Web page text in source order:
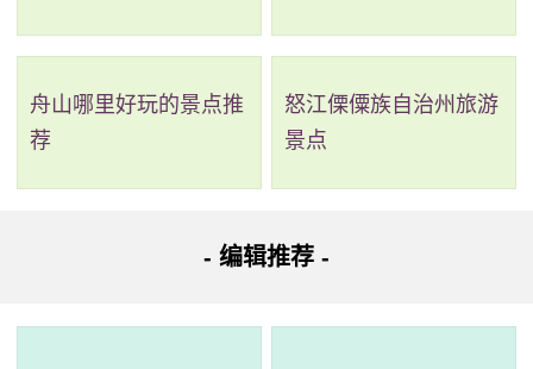
河源恐龙博物馆，它是河源市爱国主义教育基地、
广东省科普教育基地、广东省青少年科技教育基地和全
古动物馆恐龙蛋馆”与河源市博物馆毗邻，北靠龟峰山，
舟山哪里好玩的景点推
荐
怒江傈僳族自治州旅游
景点
- 编辑推荐 -